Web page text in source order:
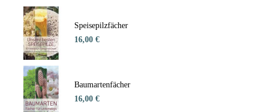
Speisepilzfächer
16,00 €
Baumartenfächer
16,00 €